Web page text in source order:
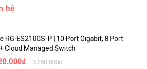
hệ
RG-ES210GS-P | 10 Port Gigabit, 8 Port
Cloud Managed Switch
3.160.000₫